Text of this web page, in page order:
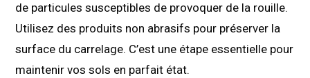
de particules susceptibles de provoquer de la rouille.
Utilisez des produits non abrasifs pour préserver la
surface du carrelage. C’est une étape essentielle pour
maintenir vos sols en parfait état.